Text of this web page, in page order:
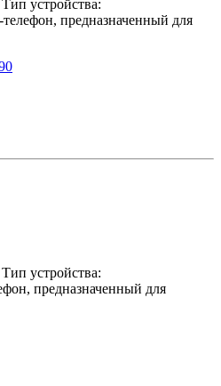
устройства:
предназначенный для
устройства:
предназначенный для